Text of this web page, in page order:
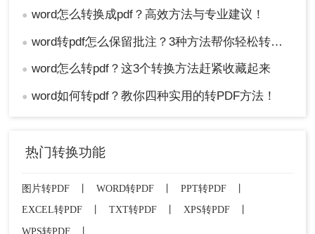
● word怎么转换成pdf？高效方法与专业建议！
● word转pdf怎么保留批注？3种方法帮你轻松转换！
● word怎么转pdf？这3个转换方法赶紧收藏起来
● word如何转pdf？教你四种实用的转PDF方法！
热门转换功能
图片转PDF 丨 WORD转PDF 丨 PPT转PDF
丨
EXCEL转PDF
TXT转PDF XPS转PDF
WPS转PDF